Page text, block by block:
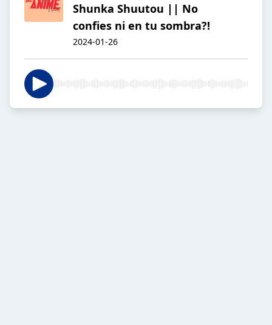
Shunka Shuutou || No
confies ni en tu sombra?!
2024-01-26